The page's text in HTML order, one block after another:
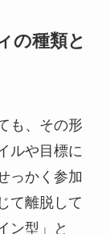
の種類と
も、その形
ルや目標に
っかく参加
て離脱して
ン型」と